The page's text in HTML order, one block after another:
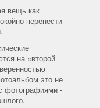
вещь как
перенести
на «второй
это не
фотографиями -